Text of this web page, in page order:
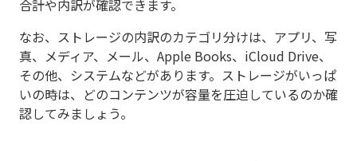
合計や内訳が確認できます。
なお、ストレージの内訳のカテゴリ分けは、アプリ、写
真、メディア、メール、Apple Books、iCloud Drive、
その他、システムなどがあります。ストレージがいっぱ
いの時は、どのコンテンツが容量を圧迫しているのか確
認してみましょう。